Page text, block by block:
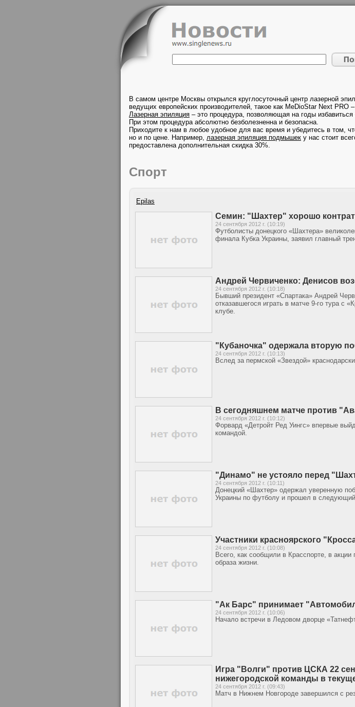
В самом центре Москвы открылся круглосуточный центр лазерной
ведущих европейских производителей, такое как MeDioStar Next PRO
Лазерная эпиляция – это процедура, позволяющая на годы
При этом процедура абсолютно безболезненна и безопасна.
Приходите к нам в любое удобное для вас время и убедитесь в том,
но и по цене. Например, лазерная эпиляция подмышек у нас стоит
предоставлена дополнительная скидка 30%.
Спорт
Epilas
Семин: "Шахтер" хорошо
24 сентября 2012 г. (10:19)
Футболисты донецкого «Шахтера»
финала Кубка Украины, заявил главный
Андрей Червиченко: Денисов
24 сентября 2012 г. (10:18)
Бывший президент «Спартака» Андрей
отказавшегося играть в матче 9-го тура с
клубе.
"Кубаночка" одержала вторую
24 сентября 2012 г. (10:13)
Вслед за пермской «Звездой»
В сегодняшнем матче против
24 сентября 2012 г. (10:12)
Форвард «Детройт Ред Уингс» впервые
командой.
"Динамо" не устояло перед
24 сентября 2012 г. (10:11)
Донецкий «Шахтер» одержал уверенную
Украины по футболу и прошел в следующий
Участники красноярского
24 сентября 2012 г. (10:08)
Всего, как сообщили в Красспорте, в
образа жизни.
"Ак Барс" принимает
24 сентября 2012 г. (10:06)
Начало встречи в Ледовом дворце
Игра "Волги" против ЦСКА 22
нижегородской команды в
24 сентября 2012 г. (09:43)
Матч в Нижнем Новгороде завершился с